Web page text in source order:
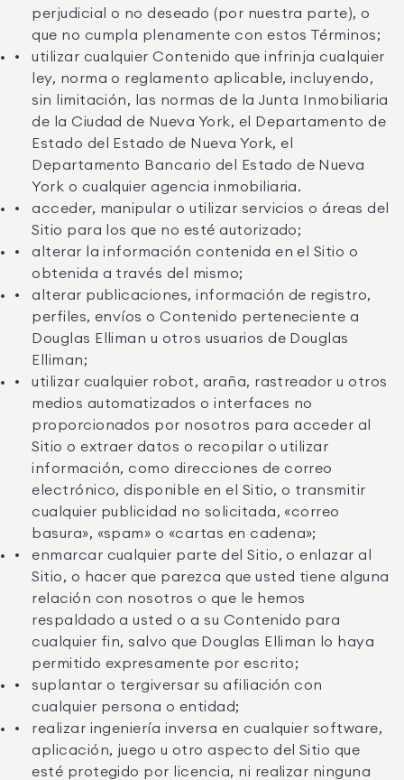
perjudicial o no deseado (por nuestra parte), o
que no cumpla plenamente con estos Términos;
utilizar cualquier Contenido que infrinja cualquier
ley, norma o reglamento aplicable, incluyendo,
sin limitación, las normas de la Junta Inmobiliaria
de la Ciudad de Nueva York, el Departamento de
Estado del Estado de Nueva York, el
Departamento Bancario del Estado de Nueva
York o cualquier agencia inmobiliaria.
acceder, manipular o utilizar servicios o áreas del
Sitio para los que no esté autorizado;
alterar la información contenida en el Sitio o
obtenida a través del mismo;
alterar publicaciones, información de registro,
perfiles, envíos o Contenido perteneciente a
Douglas Elliman u otros usuarios de Douglas
Elliman;
utilizar cualquier robot, araña, rastreador u otros
medios automatizados o interfaces no
proporcionados por nosotros para acceder al
Sitio o extraer datos o recopilar o utilizar
información, como direcciones de correo
electrónico, disponible en el Sitio, o transmitir
cualquier publicidad no solicitada, «correo
basura», «spam» o «cartas en cadena»;
enmarcar cualquier parte del Sitio, o enlazar al
Sitio, o hacer que parezca que usted tiene alguna
relación con nosotros o que le hemos
respaldado a usted o a su Contenido para
cualquier fin, salvo que Douglas Elliman lo haya
permitido expresamente por escrito;
suplantar o tergiversar su afiliación con
cualquier persona o entidad;
realizar ingeniería inversa en cualquier software,
aplicación, juego u otro aspecto del Sitio que
esté protegido por licencia, ni realizar ninguna